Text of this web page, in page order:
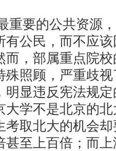
重要的公共资源
有公民，而不应
而，部属重点院
殊照顾，严重歧
明显违反宪法规
大学不是北京的
考取北大的机会
甚至上百倍；而